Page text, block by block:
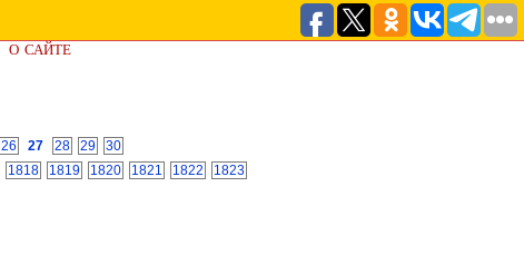
О САЙТЕ
26 27 28 29
30
1818 1819 1820 1821 1822 1823